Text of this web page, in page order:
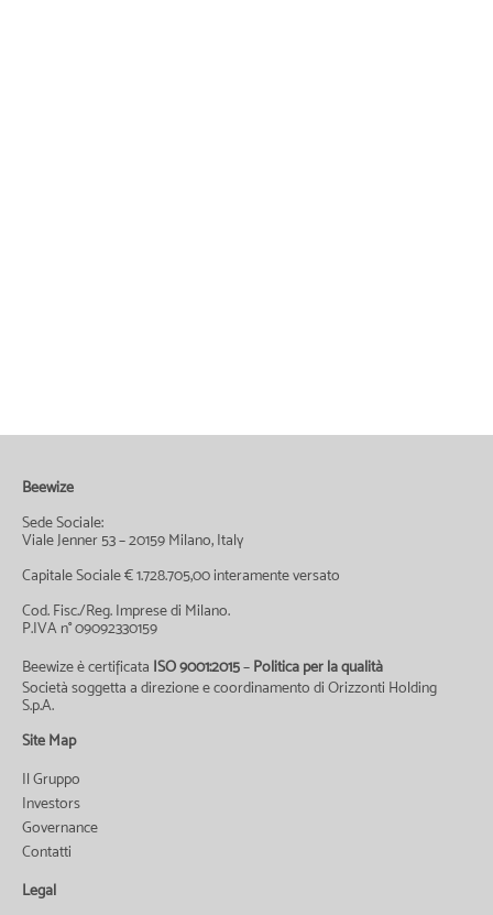
Beewize
Sede Sociale:
Viale Jenner 53 – 20159 Milano, Italy
Capitale Sociale € 1.728.705,00 interamente versato
Cod. Fisc./Reg. Imprese di Milano.
P.IVA n° 09092330159
Beewize è certificata ISO 9001:2015– Politica per la qualità
Società soggetta a direzione e coordinamento di Orizzonti Holding
S.p.A.
Site Map
Il Gruppo
Investors
Governance
Contatti
Legal